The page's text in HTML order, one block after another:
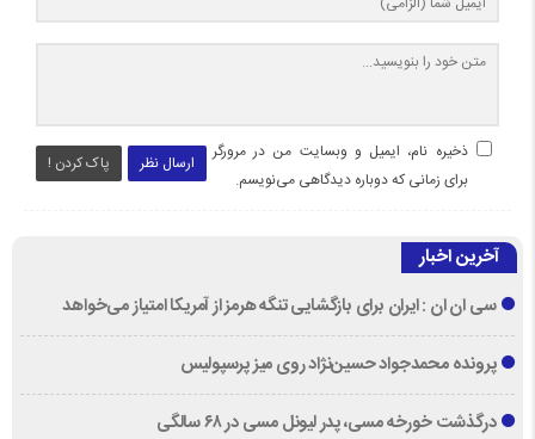
ارسال نظر پاک کردن !
ذخیره نام، ایمیل و وبسایت من در مرورگر
برای زمانی که دوباره دیدگاهی می‌نویسم.
آخرین اخبار
سی ان ان : ایران برای بازگشایی تنگه هرمز از آمریکا امتیاز می‌خواهد
پرونده محمدجواد حسین‌نژاد روی میز پرسپولیس
درگذشت خورخه مسی، پدر لیونل مسی در ۶۸ سالگی